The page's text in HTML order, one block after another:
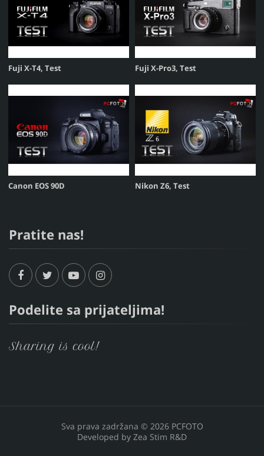
Fuji X-T4, Test Fuji X-Pro3, Test
Canon EOS 90D Nikon Z6, Test
Pratite nas!
Podelite sa prijateljima!
Sharing is cool!
Sva prava zadržana © 2026 PCFOTO
Developed by Zea Stim R&D